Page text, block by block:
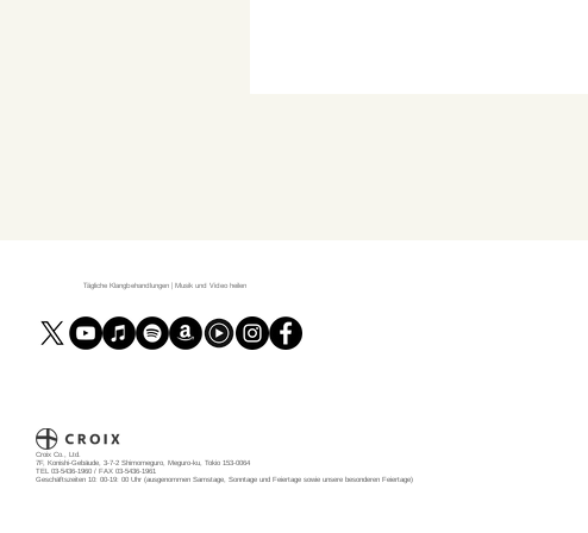
Tägliche Klangbehandlungen | Musik und Video heilen
Croix Co., Ltd.
7F, Konishi-Gebäude, 3-7-2 Shimomeguro, Meguro-ku, Tokio 153-0064
TEL 03-5436-1960 / FAX 03-5436-1961
Geschäftszeiten 10: 00-19: 00 Uhr (ausgenommen Samstage, Sonntage und Feiertage sowie unsere besonderen Feiertage)